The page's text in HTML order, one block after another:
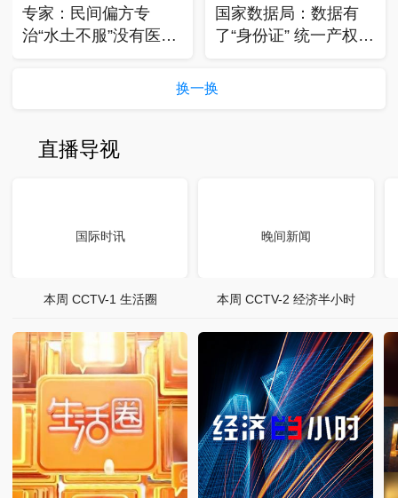
专家：民间偏方专
治“水土不服”没有医学
国家数据局：数据有
了“身份证” 统一产权登
换一换
直播导视
国际时讯 晚间新闻
本周 CCTV-1 生活圈 本周 CCTV-2 经济半小时